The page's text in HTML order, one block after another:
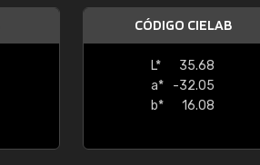
CÓDIGO CIELAB
L*
35.68
a*
-32.05
b*
16.08
"Buen servicio. No obstante No es fácil
encontrar/comprar lo que se busca"